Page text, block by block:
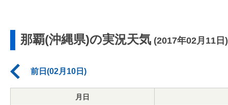
那覇(沖縄県)の実況天気 (2017年02月11日)
前日(02月10日)
月日